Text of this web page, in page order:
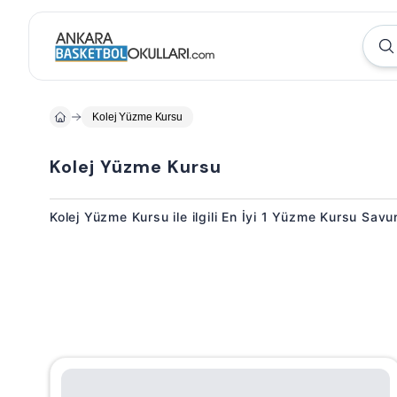
Kolej Yüzme Kursu
Kolej Yüzme Kursu
Kolej Yüzme Kursu ile ilgili En İyi 1 Yüzme Kursu